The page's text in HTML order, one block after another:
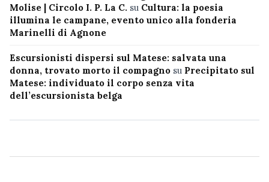
Molise | Circolo I. P. La C. su Cultura: la poesia
illumina le campane, evento unico alla fonderia
Marinelli di Agnone
Escursionisti dispersi sul Matese: salvata una
donna, trovato morto il compagno su Precipitato sul
Matese: individuato il corpo senza vita
dell’escursionista belga